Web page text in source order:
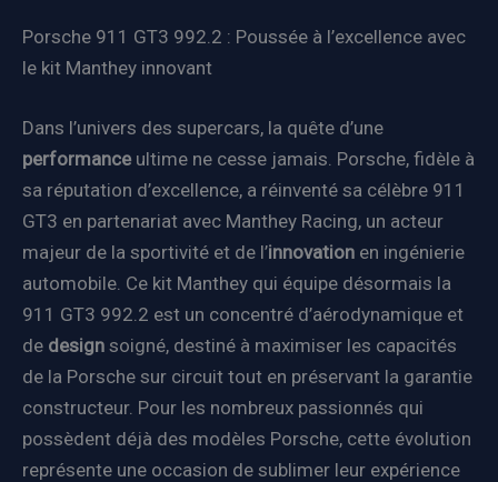
Porsche 911 GT3 992.2 : Poussée à l’excellence avec
le kit Manthey innovant
Dans l’univers des supercars, la quête d’une
performanceultime ne cesse jamais. Porsche, fidèle à
sa réputation d’excellence, a réinventé sa célèbre 911
GT3 en partenariat avec Manthey Racing, un acteur
majeur de la sportivité et de l’innovation en ingénierie
automobile. Ce kit Manthey qui équipe désormais la
911 GT3 992.2 est un concentré d’aérodynamique et
de design soigné, destiné à maximiser les capacités
de la Porsche sur circuit tout en préservant la garantie
constructeur. Pour les nombreux passionnés qui
possèdent déjà des modèles Porsche, cette évolution
représente une occasion de sublimer leur expérience